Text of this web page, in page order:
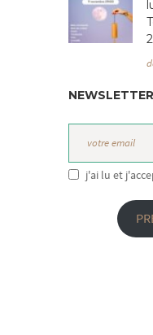
NEWSLETTER
j'ai lu et